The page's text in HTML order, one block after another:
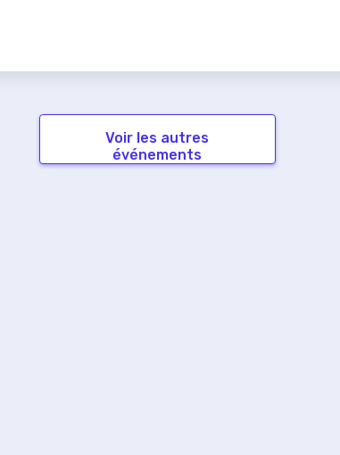
Voir les autres
événements